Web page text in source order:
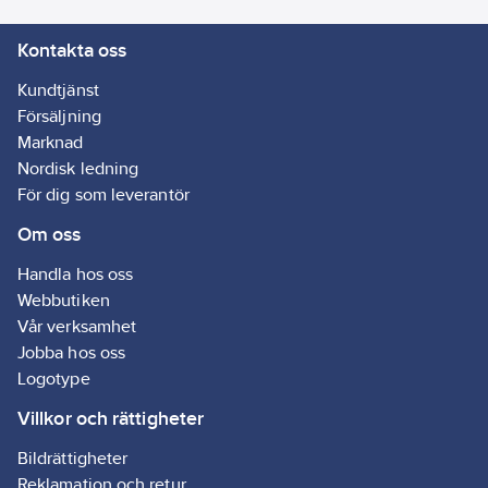
den mjuk och tunn.
Kabeln stöder USB
Artikelnr: 78544685
Lev. artikelnr:
Ean
artikelnr:
7330985167218
Materialklass BF0160
Kontakta oss
Kundtjänst
Försäljning
Marknad
Nordisk ledning
För dig som leverantör
Om oss
Handla hos oss
Webbutiken
Vår verksamhet
Jobba hos oss
Logotype
Villkor och rättigheter
Bildrättigheter